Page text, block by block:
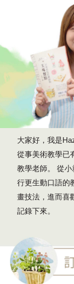
大家好，我是
從事美術教學已
教學老師。 從
行更生動口語的
畫技法，進而喜
記錄下來。